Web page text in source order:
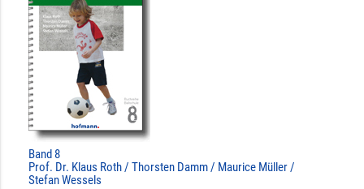
Band 8
Prof. Dr. Klaus Roth / Thorsten Damm / Maurice Müller /
Stefan Wessels